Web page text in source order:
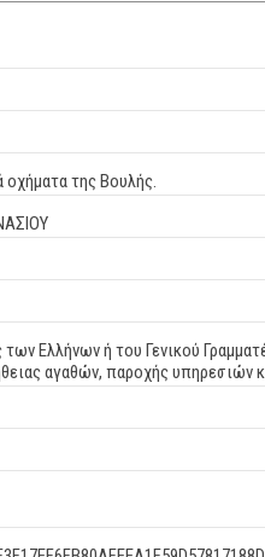
οχήματα της Βουλής.
Ελλήνων ή του Γενικού
αγαθών, παροχής υπηρεσιών